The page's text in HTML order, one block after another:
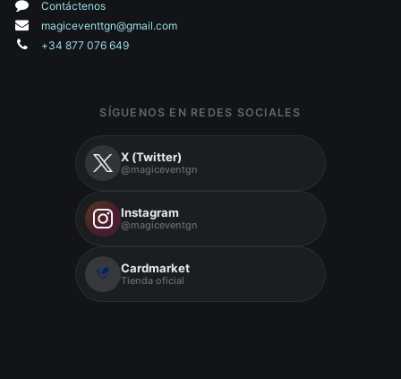
Contáctenos
magiceventtgn@gmail.com
+34 877 076 649
SÍGUENOS EN REDES SOCIALES
X (Twitter)
@magiceventgn
Instagram
@magiceventgn
Cardmarket
Tienda oficial